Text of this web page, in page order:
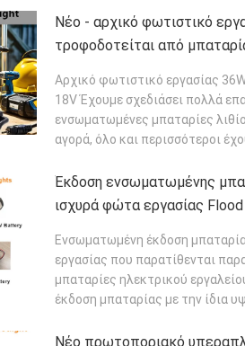
Νέο - αρχικό φωτιστικό
τροφοδοτείται από
Αρχικό φωτιστικό εργασίας
18V Έχουμε σχεδιάσει πολλά
ενσωματωμένες μπαταρίες
αγορά, όλο και περισσότεροι
Έκδοση ενσωματωμένης
ισχυρά φώτα εργασίας Flood
Ενσωματωμένη έκδοση
εργασίας που παρατίθενται
μπαταρίες ηλεκτρικού
έκδοση μπαταρίας με την ίδια
Νέο πρωτοποριακό